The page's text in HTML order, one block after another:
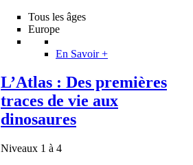
Tous les âges
Europe
En Savoir +
L’Atlas : Des premières
traces de vie aux
dinosaures
Niveaux 1 à 4